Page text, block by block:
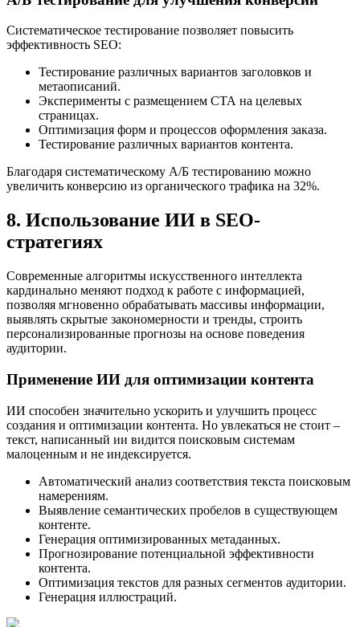
Систематическое тестирование позволяет повысить
эффективность SEO:
Тестирование различных вариантов заголовков и
метаописаний.
Эксперименты с размещением CTA на целевых
страницах.
Оптимизация форм и процессов оформления заказа.
Тестирование различных вариантов контента.
Благодаря систематическому А/Б тестированию можно
увеличить конверсию из органического трафика на 32%.
8. Использование ИИ в SEO-
стратегиях
Современные алгоритмы искусственного интеллекта
кардинально меняют подход к работе с информацией,
позволяя мгновенно обрабатывать массивы информации,
выявлять скрытые закономерности и тренды, строить
персонализированные прогнозы на основе поведения
аудитории.
Применение ИИ для оптимизации контента
ИИ способен значительно ускорить и улучшить процесс
создания и оптимизации контента. Но увлекаться не стоит –
текст, написанный ии видится поисковым системам
малоценным и не индексируется.
Автоматический анализ соответствия текста поисковым
намерениям.
Выявление семантических пробелов в существующем
контенте.
Генерация оптимизированных метаданных.
Прогнозирование потенциальной эффективности
контента.
Оптимизация текстов для разных сегментов аудитории.
Генерация иллюстраций.